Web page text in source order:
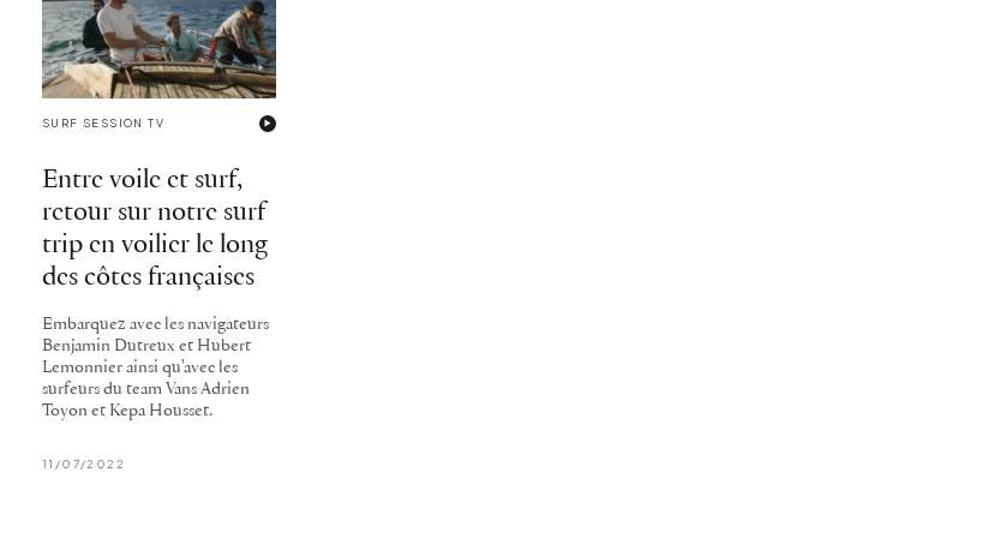
SURF SESSION TV
Entre voile et surf,
retour sur notre surf
trip en voilier le long
des côtes françaises
Embarquez avec les navigateurs
Benjamin Dutreux et Hubert
Lemonnier ainsi qu'avec les
surfeurs du team Vans Adrien
Toyon et Kepa Housset.
11/07/2022